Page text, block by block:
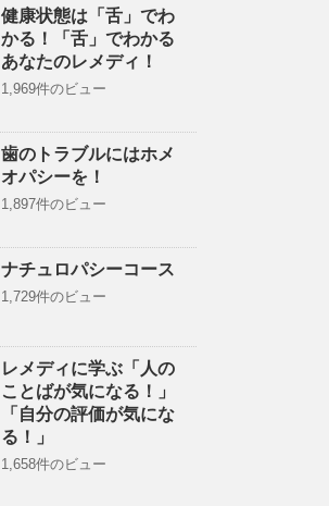
健康状態は「舌」でわ
かる！「舌」でわかる
あなたのレメディ！
1,969件のビュー
歯のトラブルにはホメ
オパシーを！
1,897件のビュー
ナチュロパシーコース
1,729件のビュー
レメディに学ぶ「人の
ことばが気になる！」
「自分の評価が気にな
る！」
1,658件のビュー